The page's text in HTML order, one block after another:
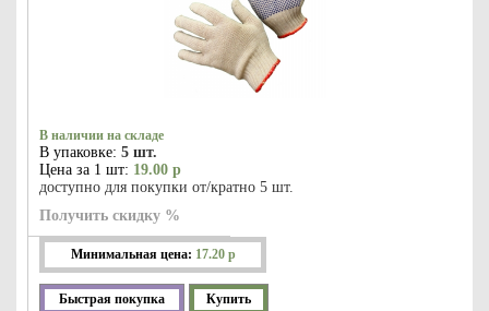
В наличии на складе
В упаковке: 5 шт.
Цена за 1 шт: 19.00 р
доступно для покупки от/кратно 5 шт.
Получить скидку %
Минимальная цена: 17.20 р
Быстрая покупка Купить